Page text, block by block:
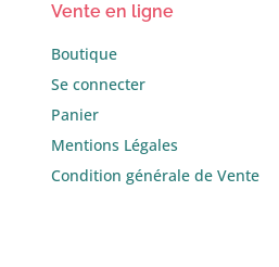
Vente en ligne
Boutique
Se connecter
Panier
Mentions Légales
Condition générale de Vente